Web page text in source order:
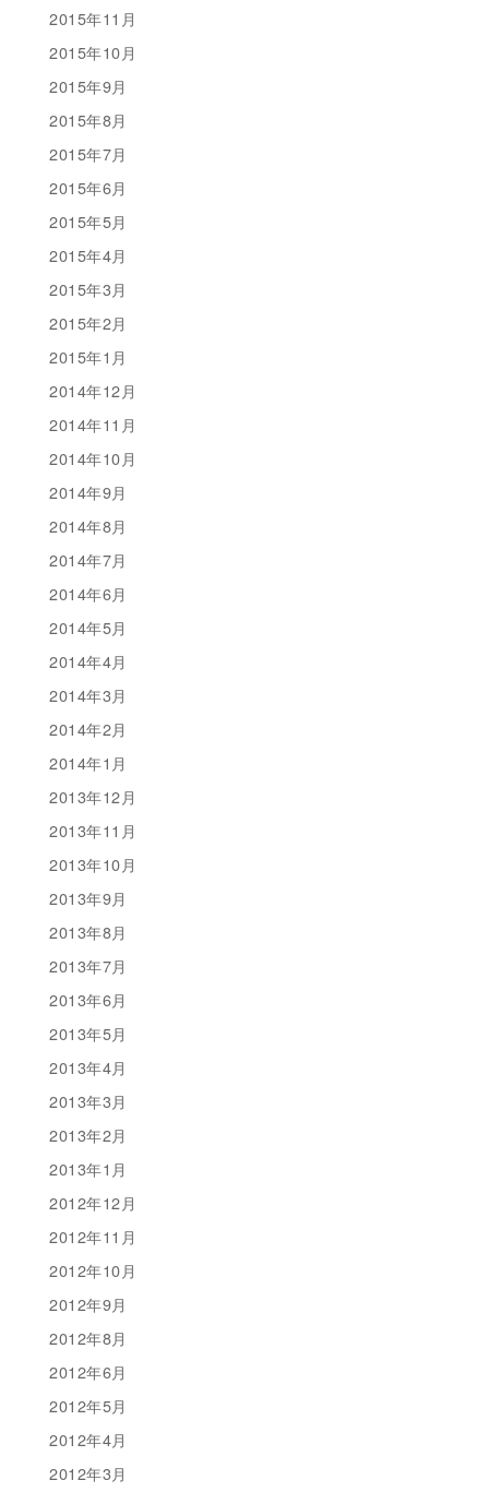
2015年11月
2015年10月
2015年9月
2015年8月
2015年7月
2015年6月
2015年5月
2015年4月
2015年3月
2015年2月
2015年1月
2014年12月
2014年11月
2014年10月
2014年9月
2014年8月
2014年7月
2014年6月
2014年5月
2014年4月
2014年3月
2014年2月
2014年1月
2013年12月
2013年11月
2013年10月
2013年9月
2013年8月
2013年7月
2013年6月
2013年5月
2013年4月
2013年3月
2013年2月
2013年1月
2012年12月
2012年11月
2012年10月
2012年9月
2012年8月
2012年6月
2012年5月
2012年4月
2012年3月